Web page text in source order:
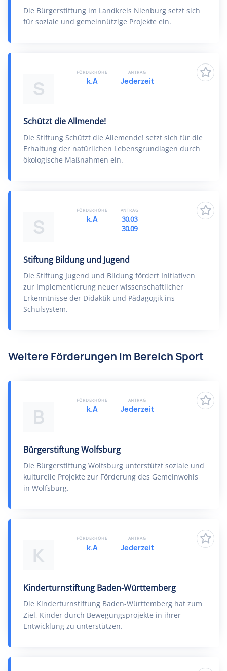
Die Bürgerstiftung im Landkreis Nienburg setzt sich
für soziale und gemeinnützige Projekte ein.
S
Schützt die Allmende!
Die Stiftung Schützt die Allemende! setzt sich für die
Erhaltung der natürlichen Lebensgrundlagen durch
ökologische Maßnahmen ein.
FÖRDERHÖHE
k.A
ANTRAG
Jederzeit
S
Stiftung Bildung und Jugend
Die Stiftung Jugend und Bildung fördert Initiativen
zur Implementierung neuer wissenschaftlicher
Erkenntnisse der Didaktik und Pädagogik ins
Schulsystem.
FÖRDERHÖHE
k.A
ANTRAG
30.03
30.09
Weitere Förderungen im Bereich Sport
B
Bürgerstiftung Wolfsburg
Die Bürgerstiftung Wolfsburg unterstützt soziale und
kulturelle Projekte zur Förderung des Gemeinwohls
in Wolfsburg.
FÖRDERHÖHE
k.A
ANTRAG
Jederzeit
K
Kinderturnstiftung Baden-Württemberg
Die Kinderturnstiftung Baden-Württemberg hat zum
Ziel, Kinder durch Bewegungsprojekte in ihrer
Entwicklung zu unterstützen.
FÖRDERHÖHE
k.A
ANTRAG
Jederzeit